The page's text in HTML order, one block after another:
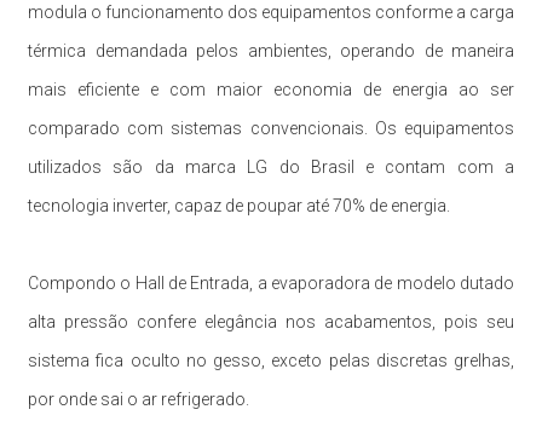
modula o funcionamento dos equipamentos conforme a carga
térmica demandada pelos ambientes, operando de maneira
mais eficiente e com maior economia de energia ao ser
comparado com sistemas convencionais. Os equipamentos
utilizados são da marca LG do Brasil e contam com a
tecnologia inverter, capaz de poupar até 70% de energia.
Compondo o Hall de Entrada, a evaporadora de modelo dutado
alta pressão confere elegância nos acabamentos, pois seu
sistema fica oculto no gesso, exceto pelas discretas grelhas,
por onde sai o ar refrigerado.